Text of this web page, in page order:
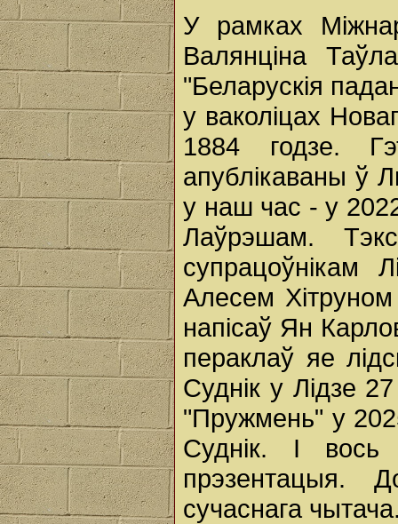
У рамках
Валянціна
"Беларускія
у ваколіцах
1884 годзе.
апублікаваны ў
у наш час - у
Лаўрэшам.
супрацоўнікам
Алесем
напісаў Ян
пераклаў яе
Суднік у Лідзе
"Пружмень" у
Суднік. І
прэзентацыя.
сучаснага